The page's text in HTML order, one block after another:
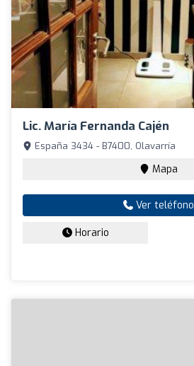
Lic. María Fernanda Cajén
España 3434 - B7400, Olavarría
Mapa
Ver teléfono
Horario